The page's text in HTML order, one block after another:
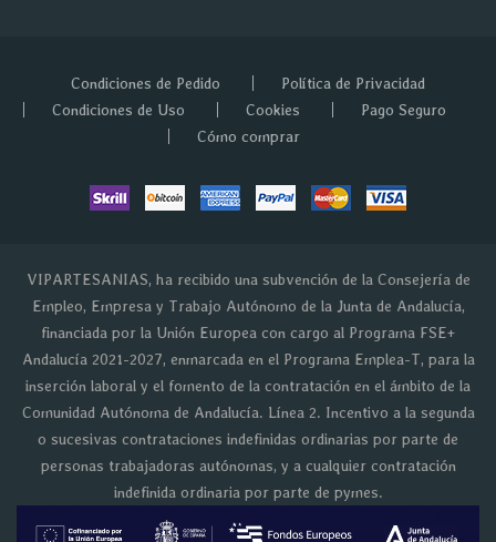
Condiciones de Pedido
Política de Privacidad
Condiciones de Uso
Cookies
Pago Seguro
Cómo comprar
VIPARTESANIAS, ha recibido una subvención de la Consejería de
Empleo, Empresa y Trabajo Autónomo de la Junta de Andalucía,
financiada por la Unión Europea con cargo al Programa FSE+
Andalucía 2021-2027, enmarcada en el Programa Emplea-T, para la
inserción laboral y el fomento de la contratación en el ámbito de la
Comunidad Autónoma de Andalucía. Línea 2. Incentivo a la segunda
o sucesivas contrataciones indefinidas ordinarias por parte de
personas trabajadoras autónomas, y a cualquier contratación
indefinida ordinaria por parte de pymes.